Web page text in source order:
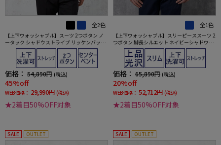
全2色
【上下ウォッシャブル】スーツ 2つボタン ノ
ータック シャドウストライプ リッケンバッカ
ー 通年
価格： 54,890円 (税込)
45%off
WEB価格： 29,990円 (税込)
★2着目50%OFF対象
全1色
【上下ウォッシャブル】スリーピーススーツ 2
つボタン 脚長シルエット ネイビーシャドウス
トライプ neroスリム 通年【スリムデザイン】
価格： 65,890円 (税込)
20%off
WEB価格： 52,712円 (税込)
★2着目50%OFF対象
SALE OUTLET SALE OUTLET